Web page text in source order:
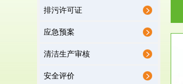
排污许可证
应急预案
清洁生产审核
安全评价